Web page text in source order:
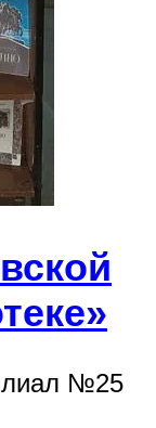
№25